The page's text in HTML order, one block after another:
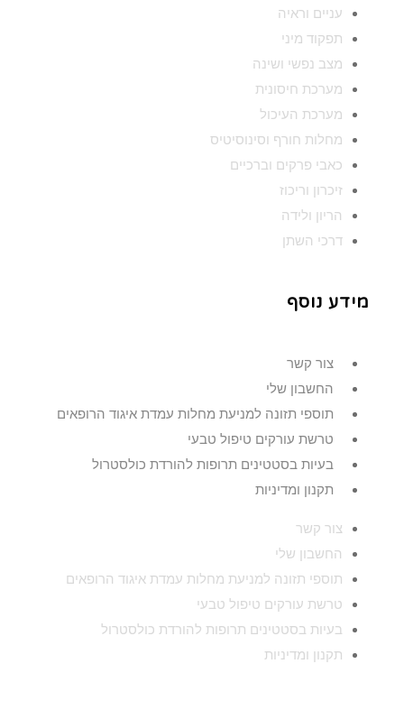
עניים וראיה
תפקוד מיני
מצב נפשי ושינה
מערכת חיסונית
מערכת העיכול
מחלות חורף וסינוסיטיס
כאבי פרקים וברכיים
זיכרון וריכוז
הריון ולידה
דרכי השתן
מידע נוסף
צור קשר
החשבון שלי
תוספי תזונה למניעת מחלות עמדת איגוד הרופאים
טרשת עורקים טיפול טבעי
בעיות בסטטינים תרופות להורדת כולסטרול
תקנון ומדיניות
צור קשר
החשבון שלי
תוספי תזונה למניעת מחלות עמדת איגוד הרופאים
טרשת עורקים טיפול טבעי
בעיות בסטטינים תרופות להורדת כולסטרול
תקנון ומדיניות